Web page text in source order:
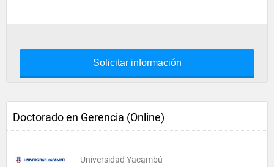
Solicitar información
Doctorado en Gerencia (Online)
Universidad Yacambú